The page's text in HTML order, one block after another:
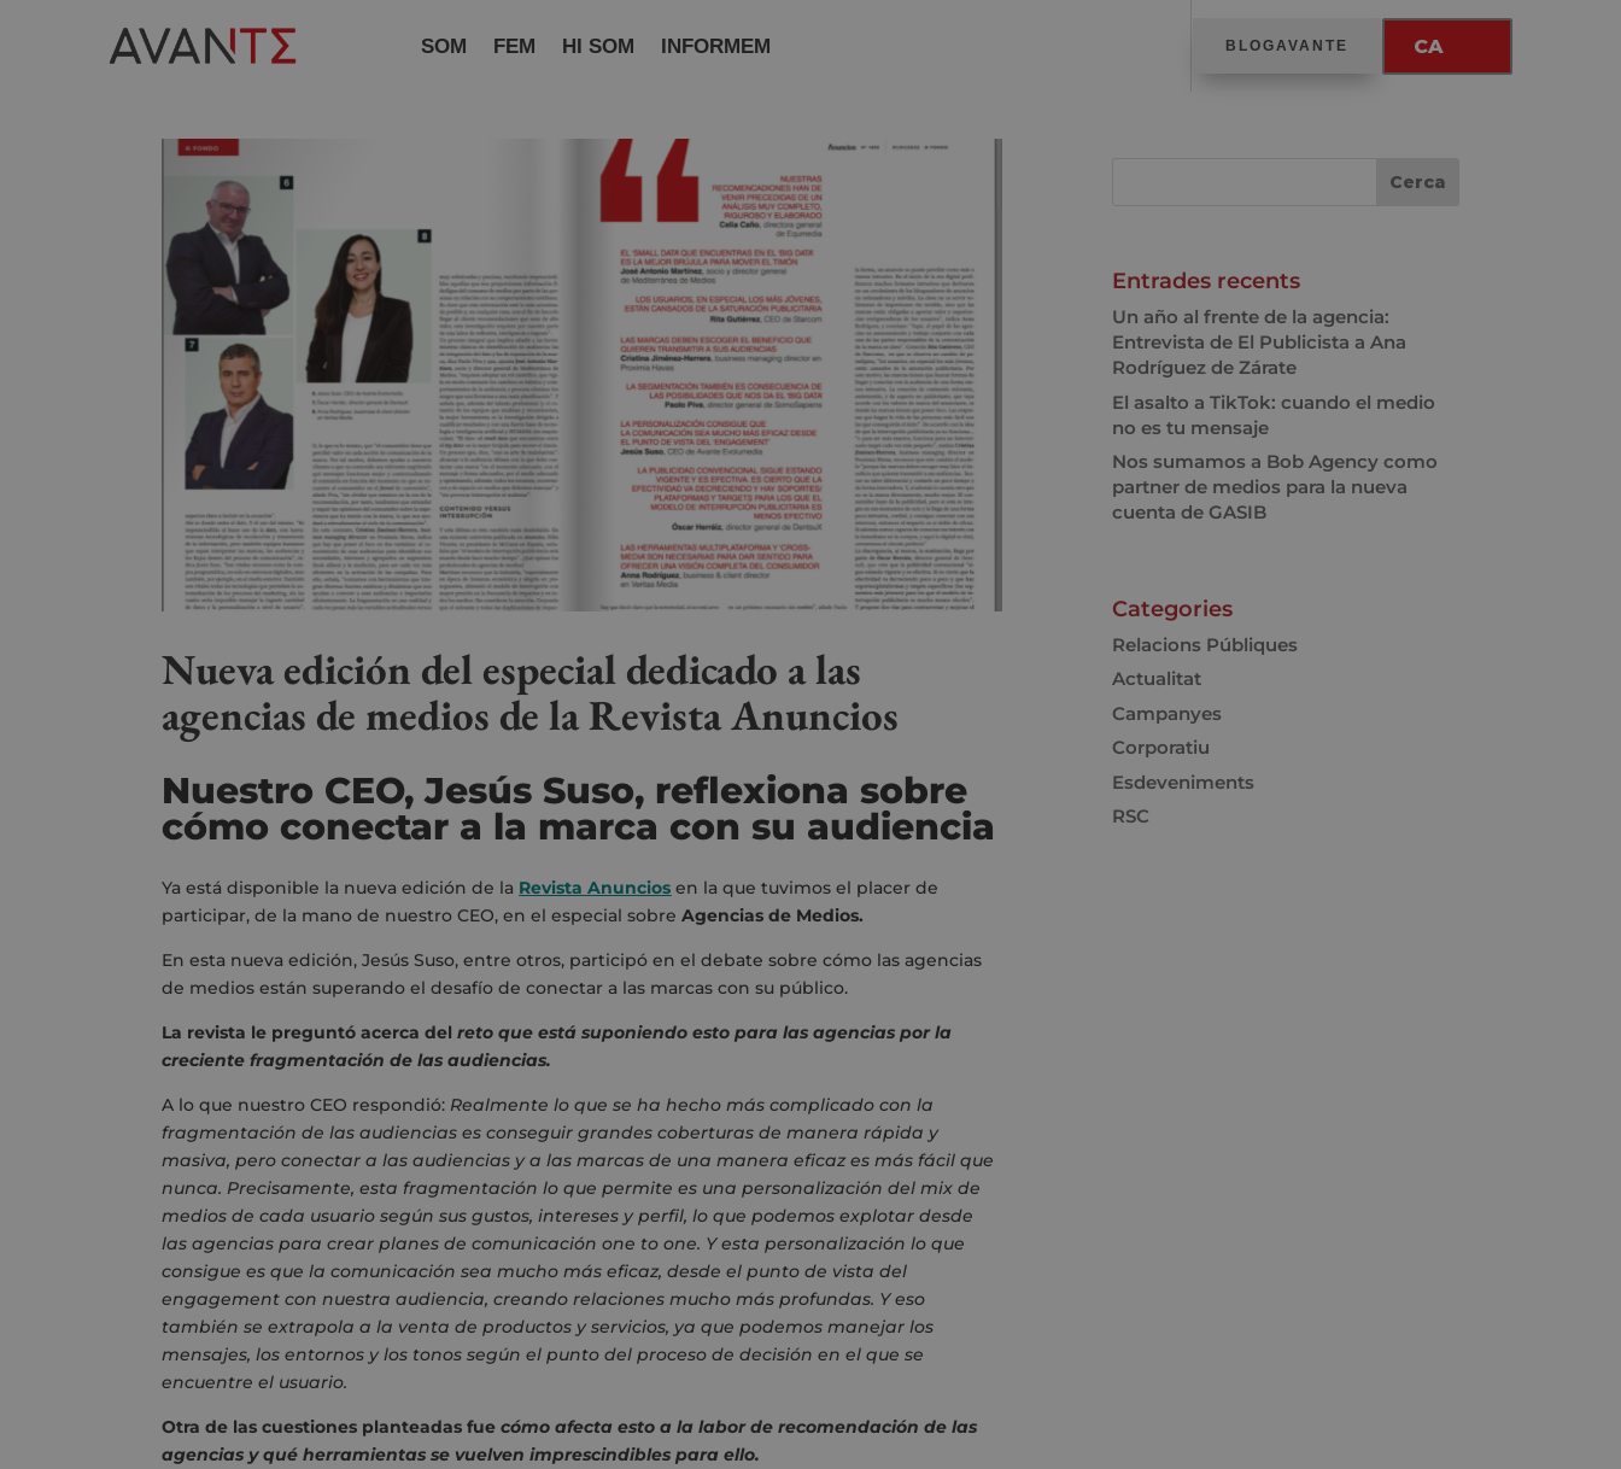
SOM FEM HI SOM INFORMEM BLOGAVANTE CA
Nueva edición del especial dedicado a las
agencias de medios de la Revista Anuncios
Nuestro CEO, Jesús Suso, reflexiona sobre
cómo conectar a la marca con su audiencia
Ya está disponible la nueva edición de la Revista Anuncios en la que tuvimos el placer de
participar, de la mano de nuestro CEO, en el especial sobreAgencias de Medios.
En esta nueva edición, Jesús Suso, entre otros, participó en el debate sobre cómo las agencias
de medios están superando el desafío de conectar a las marcas con su público.
La revista le preguntó acerca delreto que está suponiendo esto para las agencias por la
creciente fragmentación de las audiencias.
A lo que nuestro CEO respondió: Realmente lo que se ha hecho más complicado con la
fragmentación de las audiencias es conseguir grandes coberturas de manera rápida y
masiva, pero conectar a las audiencias y a las marcas de una manera eficaz es más fácil que
nunca. Precisamente, esta fragmentación lo que permite es una personalización del mix de
medios de cada usuario según sus gustos, intereses y perfil, lo que podemos explotar desde
las agencias para crear planes de comunicación one to one. Y esta personalización lo que
consigue es que la comunicación sea mucho más eficaz, desde el punto de vista del
engagement con nuestra audiencia, creando relaciones mucho más profundas. Y eso
también se extrapola a la venta de productos y servicios, ya que podemos manejar los
mensajes, los entornos y los tonos según el punto del proceso de decisión en el que se
encuentre el usuario.
Otra de las cuestiones planteadas fuecómo afecta esto a la labor de recomendación de las
agencias y qué herramientas se vuelven imprescindibles para ello.
Entrades recents
Un año al frente de la agencia:
Entrevista de El Publicista a Ana
Rodríguez de Zárate
El asalto a TikTok: cuando el medio
no es tu mensaje
Nos sumamos a Bob Agency como
partner de medios para la nueva
cuenta de GASIB
Categories
Relacions Públiques
Actualitat
Campanyes
Corporatiu
Esdeveniments
RSC